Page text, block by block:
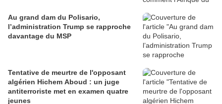
Au grand dam du Polisario,
l’administration Trump se rapproche
davantage du MSP
Tentative de meurtre de l'opposant
algérien Hichem Aboud : un juge
antiterroriste met en examen quatre
jeunes